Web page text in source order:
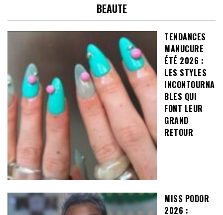
BEAUTE
TENDANCES
MANUCURE
ÉTÉ 2026 :
LES STYLES
INCONTOURNA
BLES QUI
FONT LEUR
GRAND
RETOUR
MISS PODOR
2026 :